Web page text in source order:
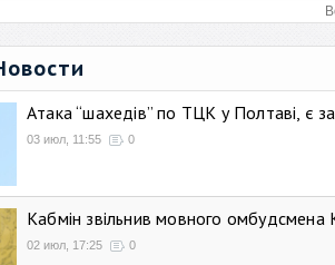
Атака “шахедів” по ТЦК у Полтаві, є
03 июл, 11:55 0
Кабмін звільнив мовного омбудсмена
02 июл, 17:25 0